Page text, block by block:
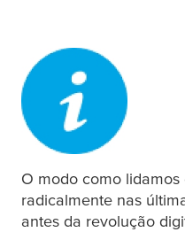
O modo como
radicalmente nas
antes da revolução